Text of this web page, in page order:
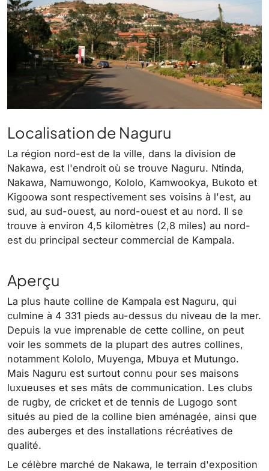
Localisation de Naguru
La région nord-est de la ville, dans la division de
Nakawa, est l'endroit où se trouve Naguru. Ntinda,
Nakawa, Namuwongo, Kololo, Kamwookya, Bukoto et
Kigoowa sont respectivement ses voisins à l'est, au
sud, au sud-ouest, au nord-ouest et au nord. Il se
trouve à environ 4,5 kilomètres (2,8 miles) au nord-
est du principal secteur commercial de Kampala.
Aperçu
La plus haute colline de Kampala est Naguru, qui
culmine à 4 331 pieds au-dessus du niveau de la mer.
Depuis la vue imprenable de cette colline, on peut
voir les sommets de la plupart des autres collines,
notamment Kololo, Muyenga, Mbuya et Mutungo.
Mais Naguru est surtout connu pour ses maisons
luxueuses et ses mâts de communication. Les clubs
de rugby, de cricket et de tennis de Lugogo sont
situés au pied de la colline bien aménagée, ainsi que
des auberges et des installations récréatives de
qualité.
Le célèbre marché de Nakawa, le terrain d'exposition